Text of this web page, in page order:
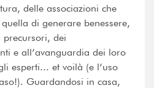
delle associazioni che
di generare benessere,
dei
e all’avanguardia dei loro
esperti... et voilà (e l’uso
Guardandosi in casa,